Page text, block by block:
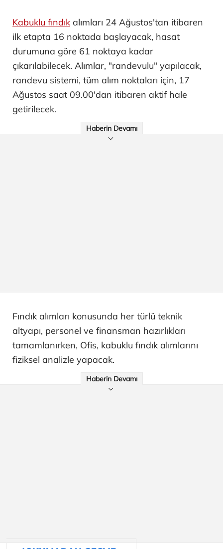
Kabuklu fındık alımları 24 Ağustos'tan itibaren
ilk etapta 16 noktada başlayacak, hasat
durumuna göre 61 noktaya kadar
çıkarılabilecek. Alımlar, "randevulu" yapılacak,
randevu sistemi, tüm alım noktaları için, 17
Ağustos saat 09.00'dan itibaren aktif hale
getirilecek.
Haberin Devamı
Fındık alımları konusunda her türlü teknik
altyapı, personel ve finansman hazırlıkları
tamamlanırken, Ofis, kabuklu fındık alımlarını
fiziksel analizle yapacak.
Haberin Devamı